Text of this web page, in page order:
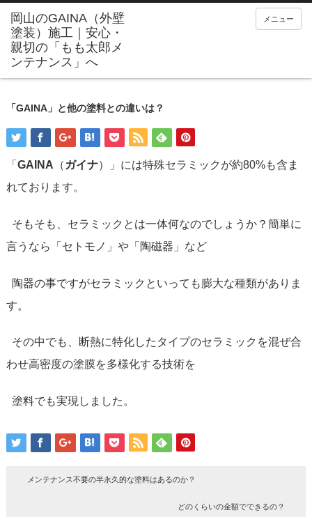
メニュー
「GAINA」と他の塗料との違いは？
「 GAINA （ ガイナ）」には特殊セラミックが約80%も含ま
れております。
そもそも、セラミックとは一体何なのでしょうか？簡単に
言うなら「セトモノ」や「陶磁器」など
陶器の事ですがセラミックといっても膨大な種類がありま
す。
その中でも、断熱に特化したタイプのセラミックを混ぜ合
わせ高密度の塗膜を多様化する技術を
塗料でも実現しました。
メンテナンス不要の半永久的な塗料はあるのか？
どのくらいの金額でできるの？